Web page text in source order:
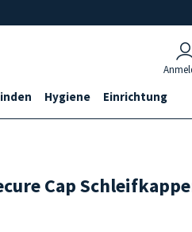
Hygiene Einrichtung
Cap